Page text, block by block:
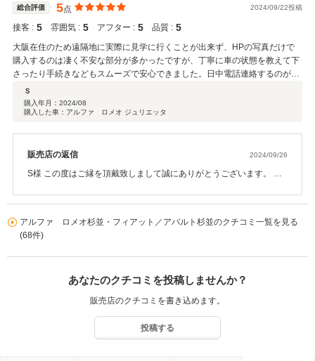
総合評価 5点 2024/09/22投稿
接客 : 5 雰囲気 : 5 アフター : 5 品質 : 5
大阪在住のため遠隔地に実際に見学に行くことが出来ず、HPの写真だけで
購入するのは凄く不安な部分が多かったですが、丁寧に車の状態を教えて下
さったり手続きなどもスムーズで安心できました。日中電話連絡するのが難
しいこともあり、遅い時間でも対応していただけたのも個人的には凄く嬉し
かったです。 他のところであまり良い対応を受けなかったこともあり、とて
も信頼できるお店でした。ありがとうございました。
Ｓ
購入年月： 2024/08
購入した車：アルファ ロメオ ジュリエッタ
販売店の返信 2024/09/26
S様 この度はご縁を頂戴致しまして誠にありがとうございます。 ご
アルファ ロメオ杉並・フィアット／アバルト杉並のクチコミ一覧を見る
(68件)
あなたのクチコミを投稿しませんか？
販売店のクチコミを書き込めます。
投稿する